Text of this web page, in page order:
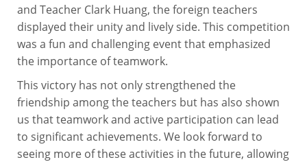
and Teacher Clark Huang, the foreign teachers
displayed their unity and lively side. This competition
was a fun and challenging event that emphasized
the importance of teamwork.
This victory has not only strengthened the
friendship among the teachers but has also shown
us that teamwork and active participation can lead
to significant achievements. We look forward to
seeing more of these activities in the future, allowing